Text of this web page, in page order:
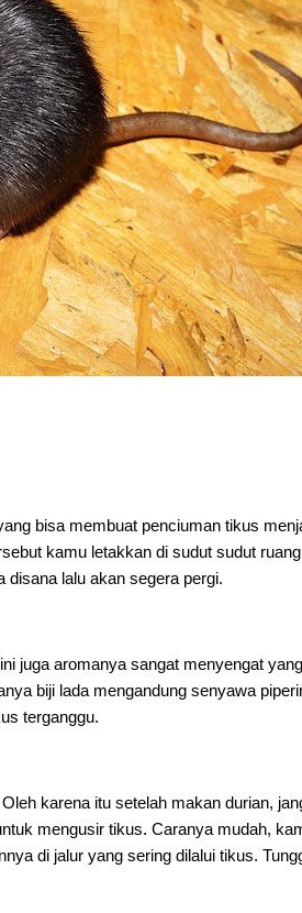
bisa membuat penciuman tikus
kamu letakkan di sudut sudut
lalu akan segera pergi.
juga aromanya sangat menyengat
biji lada mengandung senyawa
terganggu.
karena itu setelah makan durian,
mengusir tikus. Caranya mudah,
di jalur yang sering dilalui tikus.